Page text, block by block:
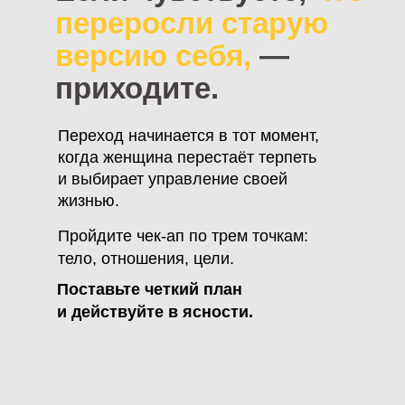
переросли старую
версию себя, —
приходите.
Переход начинается в тот момент,
когда женщина перестаёт терпеть
и выбирает управление своей
жизнью.
Поставьте четкий план
и действуйте в ясности.
Пройдите чек-ап по трем точкам:
тело, отношения, цели.